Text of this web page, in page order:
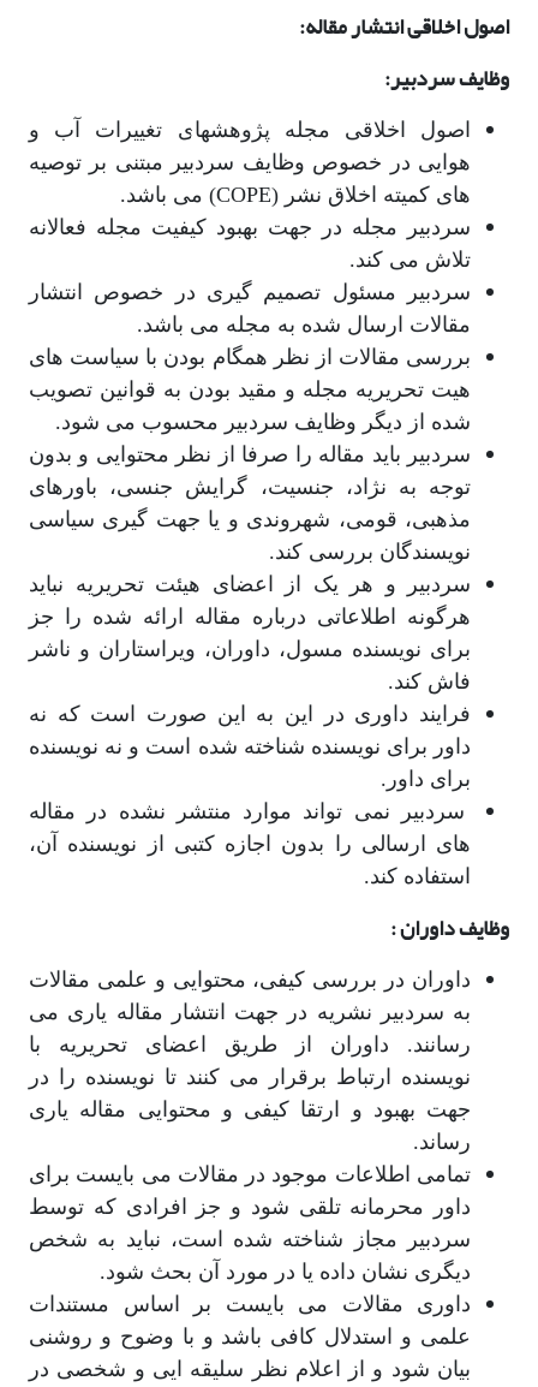
اصول اخلاقی انتشار مقاله:
وظایف سردبیر:
اصول اخلاقی مجله پژوهشهای تغییرات آب و
هوایی در خصوص وظایف سردبیر مبتنی بر توصیه
های کمیته اخلاق نشر (COPE) می باشد.
سردبیر مجله در جهت بهبود کیفیت مجله فعالانه
تلاش می کند.
سردبیر مسئول تصمیم گیری در خصوص انتشار
مقالات ارسال شده به مجله می باشد.
بررسی مقالات از نظر همگام بودن با سیاست های
هیت تحریریه مجله و مقید بودن به قوانین تصویب
شده از دیگر وظایف سردبیر محسوب می شود.
سردبیر باید مقاله را صرفا از نظر محتوایی و بدون
توجه به نژاد، جنسیت، گرایش جنسی، باورهای
مذهبی، قومی، شهروندی و یا جهت گیری سیاسی
نویسندگان بررسی کند.
سردبیر و هر یک از اعضای هیئت تحریریه نباید
هرگونه اطلاعاتی درباره مقاله ارائه شده را جز
برای نویسنده مسول، داوران، ویراستاران و ناشر
فاش کند.
فرایند داوری در این به این صورت است که نه
داور برای نویسنده شناخته شده است و نه نویسنده
برای داور.
سردبیر نمی تواند موارد منتشر نشده در مقاله
های ارسالی را بدون اجازه کتبی از نویسنده آن،
استفاده کند.
وظایف داوران :
داوران در بررسی کیفی، محتوایی و علمی مقالات
به سردبیر نشریه در جهت انتشار مقاله یاری می
رسانند. داوران از طریق اعضای تحریریه با
نویسنده ارتباط برقرار می کنند تا نویسنده را در
جهت بهبود و ارتقا کیفی و محتوایی مقاله یاری
رساند.
تمامی اطلاعات موجود در مقالات می بایست برای
داور محرمانه تلقی شود و جز افرادی که توسط
سردبیر مجاز شناخته شده است، نباید به شخص
دیگری نشان داده یا در مورد آن بحث شود.
داوری مقالات می بایست بر اساس مستندات
علمی و استدلال کافی باشد و با وضوح و روشنی
بیان شود و از اعلام نظر سلیقه ایی و شخصی در